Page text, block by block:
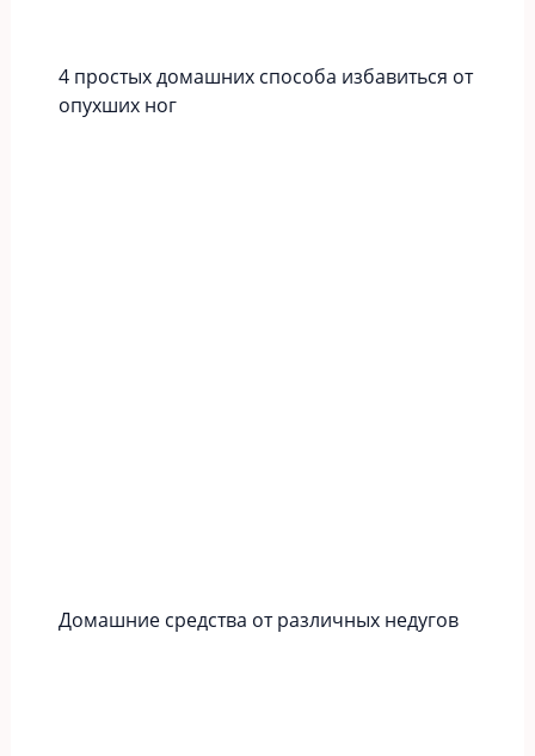
4 простых домашних способа избавиться от
опухших ног
Домашние средства от различных недугов